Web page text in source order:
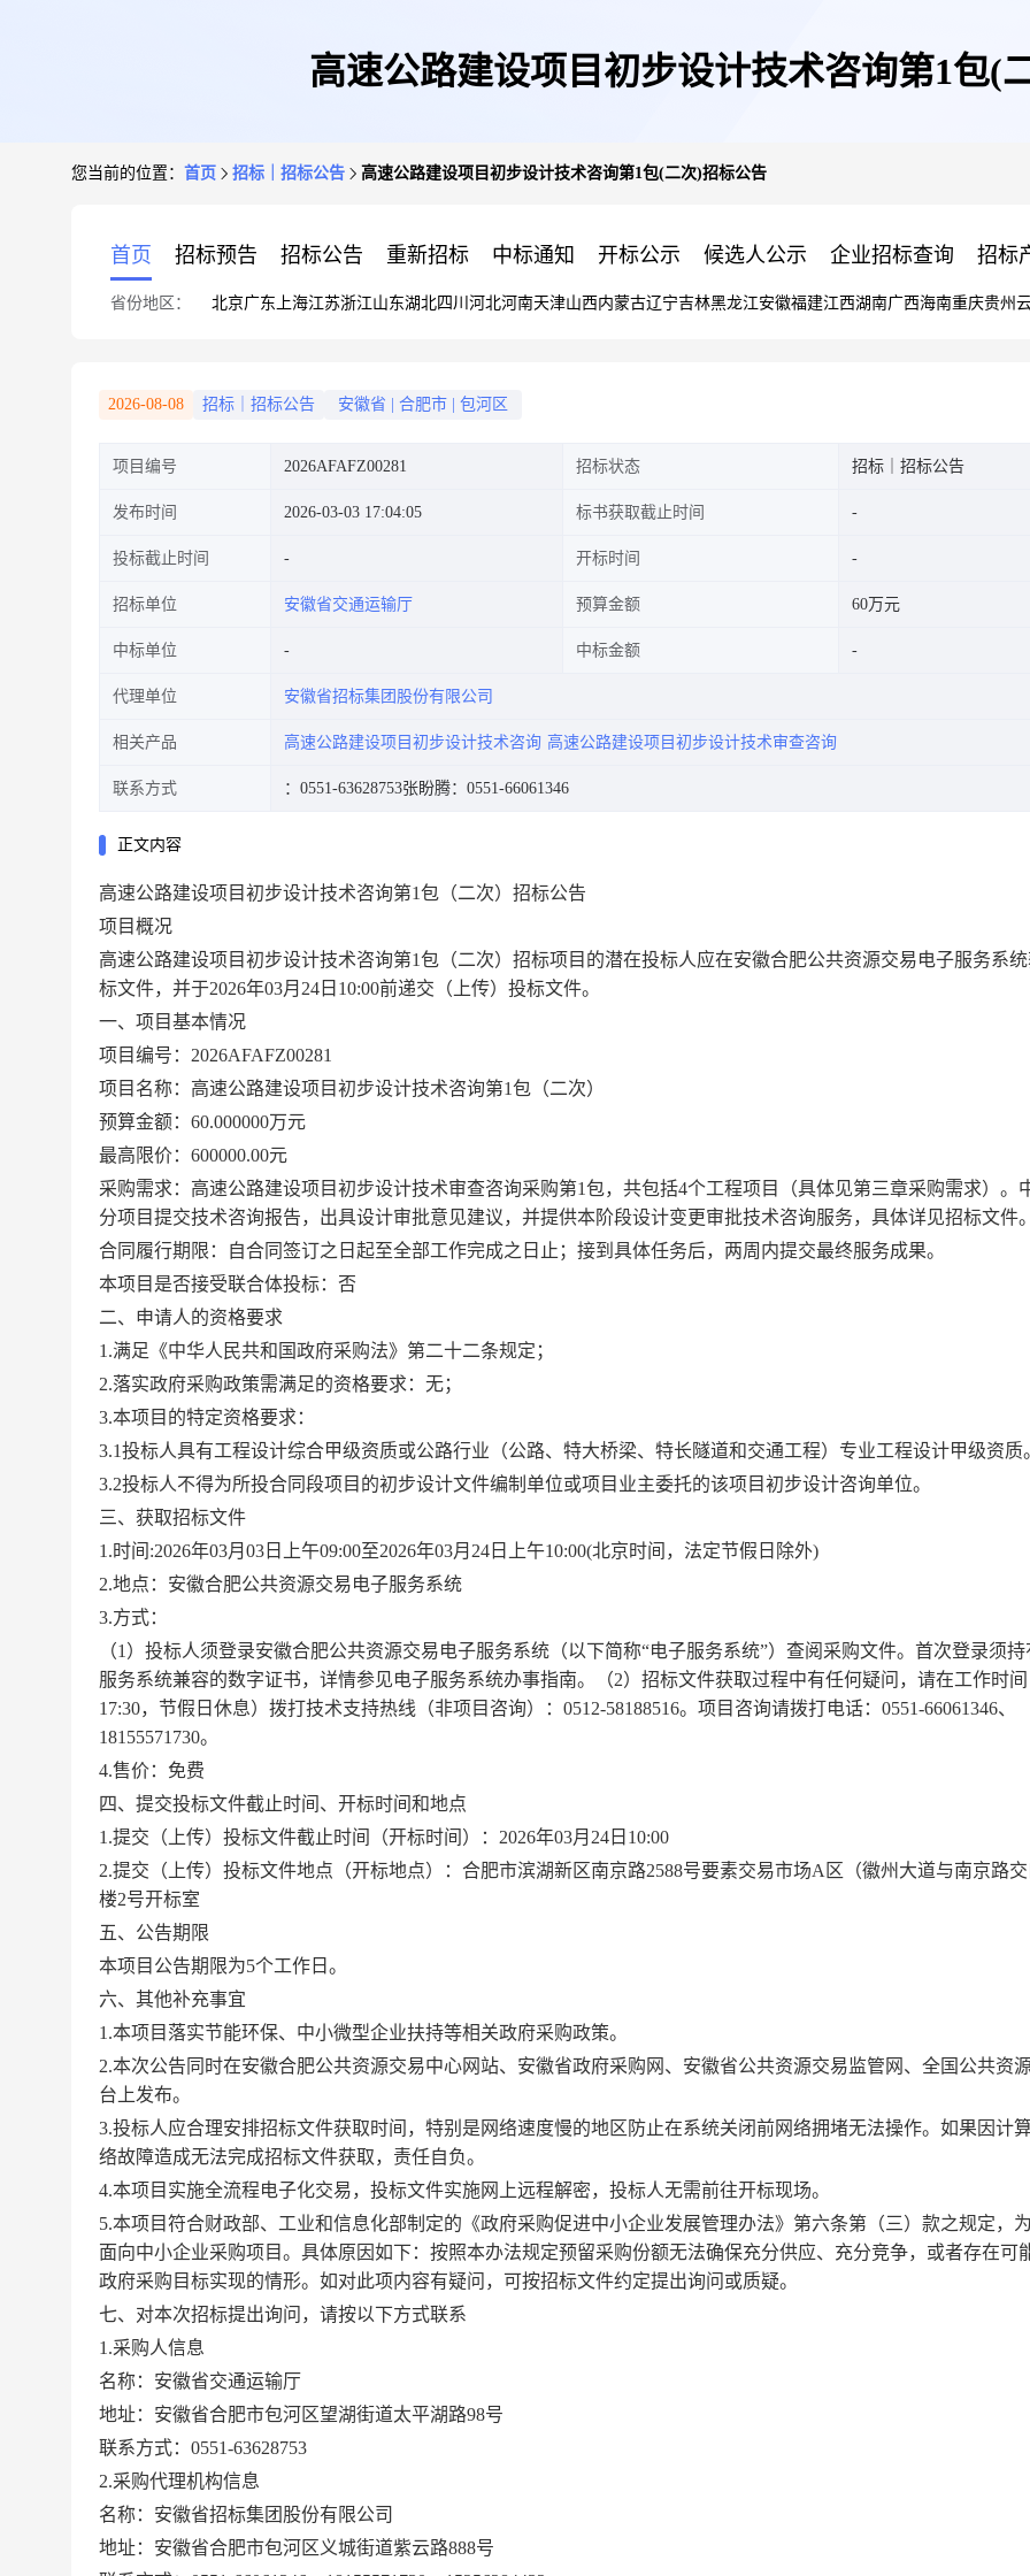
高速公路建设项目初步设计技术咨询第1包(
您当前的位置： 首页 招标｜招标公告 高速公路建设项目初步设计技术咨询第1包(二次)招标公告
首页 招标预告 招标公告 重新招标 中标通知 开标公示 候选人公示 企业招标查询 招标
省份地区： 北京广东 上海江苏浙江山东湖北四川 河北河南天津山西内蒙古辽宁吉林黑龙江安徽福建江西湖南广西海南重庆贵州
2026-08-08 招标｜招标公告 安徽省 合肥市 包河区
项目编号 2026AFAFZ00281 招标状态 招标｜招标公告
发布时间 2026-03-03 17:04:05 标书获取截止时间
投标截止时间 开标时间
招标单位 安徽省交通运输厅 预算金额 60万元
中标单位 中标金额
代理单位 安徽省招标集团股份有限公司
相关产品 高速公路建设项目初步设计技术咨询 高速公路建设项目初步设计技术审查咨询
联系方式 ：0551-63628753张盼腾：0551-66061346
正文内容
高速公路建设项目初步设计技术咨询第1包（二次）招标公告
项目概况
高速公路建设项目初步设计技术咨询第1包（二次）招标项目的潜在投标人应在安徽合肥公共资源交易电子服务系
标文件，并于2026年03月24日10:00前递交（上传）投标文件。
一、项目基本情况
项目编号：2026AFAFZ00281
项目名称：高速公路建设项目初步设计技术咨询第1包（二次）
预算金额：60.000000万元
最高限价：600000.00元
采购需求：高速公路建设项目初步设计技术审查咨询采购第1包，共包括4个工程项目（具体见第三章采购需求）。
分项目提交技术咨询报告，出具设计审批意见建议，并提供本阶段设计变更审批技术咨询服务，具体详见招标文件。
合同履行期限：自合同签订之日起至全部工作完成之日止；接到具体任务后，两周内提交最终服务成果。
本项目是否接受联合体投标：否
二、申请人的资格要求
1.满足《中华人民共和国政府采购法》第二十二条规定；
2.落实政府采购政策需满足的资格要求：无；
3.本项目的特定资格要求：
3.1投标人具有工程设计综合甲级资质或公路行业（公路、特大桥梁、特长隧道和交通工程）专业工程设计甲级资质
3.2投标人不得为所投合同段项目的初步设计文件编制单位或项目业主委托的该项目初步设计咨询单位。
三、获取招标文件
1.时间:2026年03月03日上午09:00至2026年03月24日上午10:00(北京时间，法定节假日除外)
2.地点：安徽合肥公共资源交易电子服务系统
3.方式：
（1）投标人须登录安徽合肥公共资源交易电子服务系统（以下简称“电子服务系统”）查阅采购文件。首次登录须
服务系统兼容的数字证书，详情参见电子服务系统办事指南。（2）招标文件获取过程中有任何疑问，请在工作时间
17:30，节假日休息）拨打技术支持热线（非项目咨询）：0512-58188516。项目咨询请拨打电话：0551-66061346、
18155571730。
4.售价：免费
四、提交投标文件截止时间、开标时间和地点
1.提交（上传）投标文件截止时间（开标时间）：2026年03月24日10:00
2.提交（上传）投标文件地点（开标地点）：合肥市滨湖新区南京路2588号要素交易市场A区（徽州大道与南京路交
楼2号开标室
五、公告期限
本项目公告期限为5个工作日。
六、其他补充事宜
1.本项目落实节能环保、中小微型企业扶持等相关政府采购政策。
2.本次公告同时在安徽合肥公共资源交易中心网站、安徽省政府采购网、安徽省公共资源交易监管网、全国公共资
台上发布。
3.投标人应合理安排招标文件获取时间，特别是网络速度慢的地区防止在系统关闭前网络拥堵无法操作。如果因计
络故障造成无法完成招标文件获取，责任自负。
4.本项目实施全流程电子化交易，投标文件实施网上远程解密，投标人无需前往开标现场。
5.本项目符合财政部、工业和信息化部制定的《政府采购促进中小企业发展管理办法》第六条第（三）款之规定，为
面向中小企业采购项目。具体原因如下：按照本办法规定预留采购份额无法确保充分供应、充分竞争，或者存在可
政府采购目标实现的情形。如对此项内容有疑问，可按招标文件约定提出询问或质疑。
七、对本次招标提出询问，请按以下方式联系
1.采购人信息
名称：安徽省交通运输厅
地址：安徽省合肥市包河区望湖街道太平湖路98号
联系方式：0551-63628753
2.采购代理机构信息
名称：安徽省招标集团股份有限公司
地址：安徽省合肥市包河区义城街道紫云路888号